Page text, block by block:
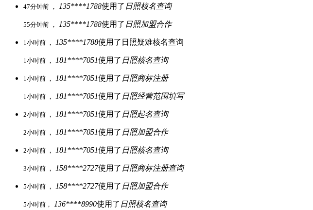
47分钟前 ， 135****1788使用了 日照核名查询
55分钟前 ， 135****1788使用了 日照加盟合作
1小时前 ， 135****1788使用了日照疑难核名查询
1小时前 ， 181****7051使用了 日照核名查询
1小时前 ， 181****7051使用了 日照商标注册
1小时前 ， 181****7051使用了 日照经营范围填写
2小时前 ， 181****7051使用了 日照起名查询
2小时前 ， 181****7051使用了 日照加盟合作
2小时前 ， 181****7051使用了 日照核名查询
3小时前 ， 158****2727使用了 日照商标注册查询
5小时前 ， 158****2727使用了 日照加盟合作
5小时前， 136****8990使用了 日照核名查询